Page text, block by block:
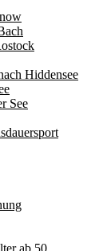
Hiddensee
See
ab 50